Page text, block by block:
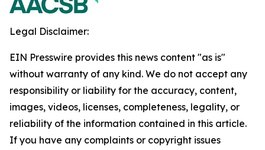
Legal Disclaimer:
EIN Presswire provides this news content "as is"
without warranty of any kind. We do not accept any
responsibility or liability for the accuracy, content,
images, videos, licenses, completeness, legality, or
reliability of the information contained in this article.
If you have any complaints or copyright issues